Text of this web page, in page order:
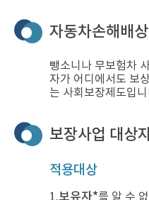
자동차손해배
뺑소니나 무보험차
자가 어디에서도 보
는 사회보장제도입
보장사업 대상
적용대상
1.보유자*를 알 수